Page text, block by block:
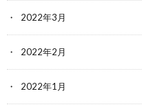
2022年3月
2022年2月
2022年1月